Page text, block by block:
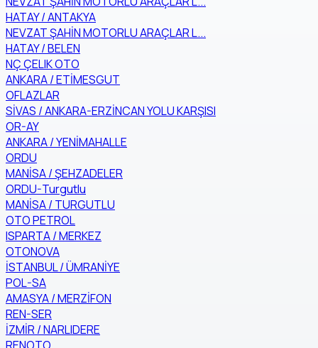
HATAY / ANTAKYA
NEVZAT ŞAHİN MOTORLU ARAÇLAR L...
HATAY / BELEN
NÇ ÇELIK OTO
ANKARA / ETİMESGUT
OFLAZLAR
SİVAS / ANKARA-ERZİNCAN YOLU KARŞISI
OR-AY
ANKARA / YENİMAHALLE
ORDU
MANİSA / ŞEHZADELER
ORDU-Turgutlu
MANİSA / TURGUTLU
OTO PETROL
ISPARTA / MERKEZ
OTONOVA
İSTANBUL / ÜMRANİYE
POL-SA
AMASYA / MERZİFON
REN-SER
İZMİR / NARLIDERE